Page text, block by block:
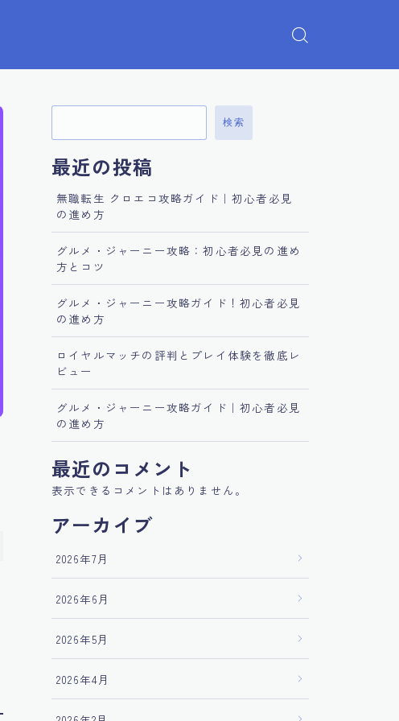
検索
最近の投稿
無職転生 クロエコ攻略ガイド｜初心者必見
の進め方
グルメ・ジャーニー攻略：初心者必見の進め
方とコツ
グルメ・ジャーニー攻略ガイド！初心者必見
の進め方
ロイヤルマッチの評判とプレイ体験を徹底レ
ビュー
グルメ・ジャーニー攻略ガイド｜初心者必見
の進め方
最近のコメント
表示できるコメントはありません。
アーカイブ
2026年7月
2026年6月
2026年5月
2026年4月